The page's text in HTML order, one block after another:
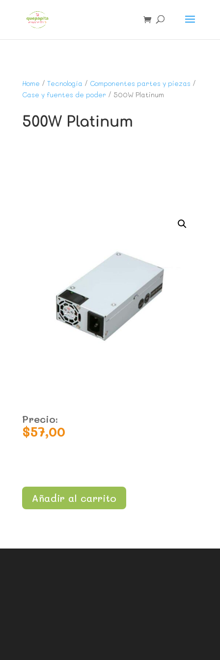
Home / Tecnología / Componentes partes y piezas /
Case y fuentes de poder / 500W Platinum
500W Platinum
Precio:
$57,00
Añadir al carrito